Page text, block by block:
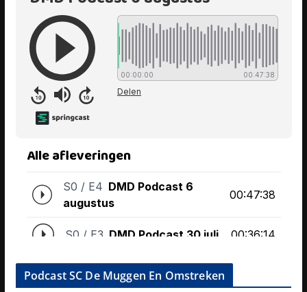
Podcast SC De Muggen En Omstreken